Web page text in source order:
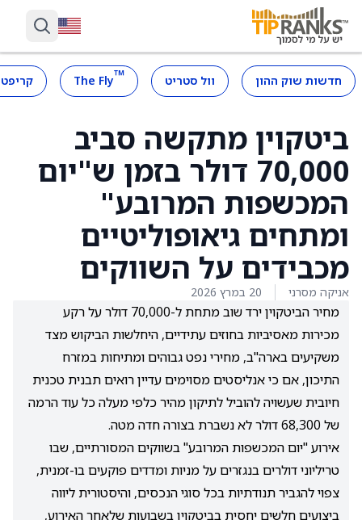
חדשות שוק ההון וול סטריט ™
The Fly
ביטקוין מתקשה סביב
70,000 דולר בזמן ש"יום
המכשפות המרובע"
ומתחים גיאופוליטיים
מכבידים על השווקים
אניקה מסרני 20 במרץ 2026
מחיר הביטקוין ירד שוב מתחת ל-70,000 דולר על רקע
מכירות מאסיביות בחוזים עתידיים, היחלשות הביקוש מצד
משקיעים בארה"ב, מחירי נפט גבוהים ומתיחות במזרח
התיכון, אם כי אנליסטים מסוימים עדיין רואים תבנית טכנית
חיובית שעשויה להוביל לתיקון מהיר כלפי מעלה כל עוד הרמה
של 68,300 דולר לא נשברת בצורה חדה מטה.
אירוע "יום המכשפות המרובע" בשווקים המסורתיים, שבו
טריליוני דולרים בנגזרים על מניות ומדדים פוקעים בו-זמנית,
צפוי להגביר תנודתיות בכל סוגי הנכסים, והיסטורית ליווה
ביצועים חלשים יחסית בביטקוין בשבועות שלאחר האירוע,